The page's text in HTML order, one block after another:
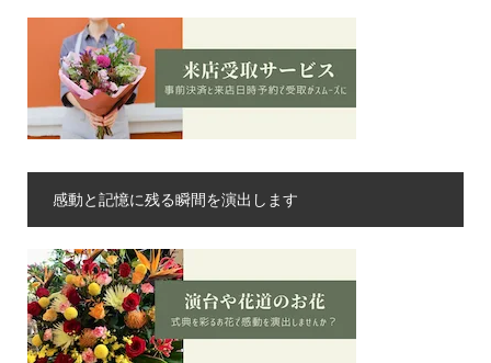
感動と記憶に残る瞬間を演出します